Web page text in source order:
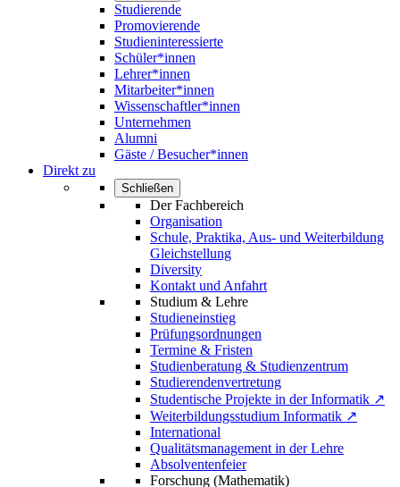
Studierende
Promovierende
Studieninteressierte
Schüler*innen
Lehrer*innen
Mitarbeiter*innen
Wissenschaftler*innen
Unternehmen
Alumni
Gäste / Besucher*innen
Direkt zu
Schließen
Der Fachbereich
Organisation
Schule, Praktika, Aus- und Weiterbildung
Gleichstellung
Diversity
Kontakt und Anfahrt
Studium & Lehre
Studieneinstieg
Prüfungsordnungen
Termine & Fristen
Studienberatung & Studienzentrum
Studierendenvertretung
Studentische Projekte in der Informatik ↗
Weiterbildungsstudium Informatik ↗
International
Qualitätsmanagement in der Lehre
Absolventenfeier
Forschung (Mathematik)